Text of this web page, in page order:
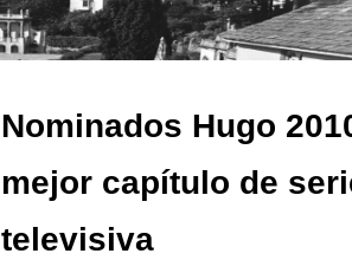
Nominados Hugo
mejor capítulo de
televisiva